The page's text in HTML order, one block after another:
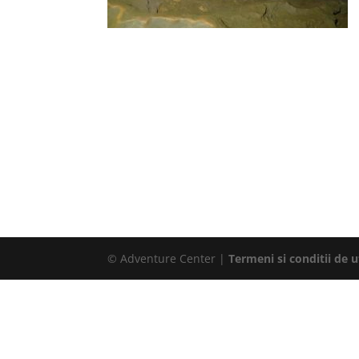
© Adventure Center |Termeni si conditii de